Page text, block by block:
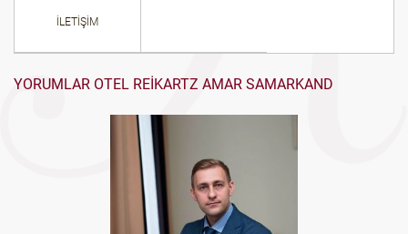
İLETİŞİM
YORUMLAR OTEL REIKARTZ AMAR SAMARKAND